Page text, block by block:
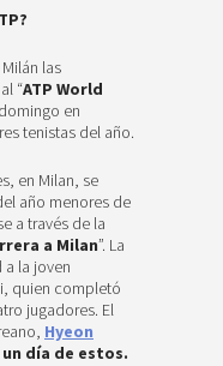
las
“ATP World
en
tenistas del año.
en Milan, se
año menores de
a través de la
a Milan”. La
la joven
quien completó
jugadores. El
Hyeon
día de estos.